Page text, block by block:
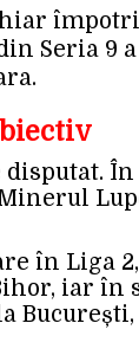
Seria 9
În
în Liga
iar în
București,